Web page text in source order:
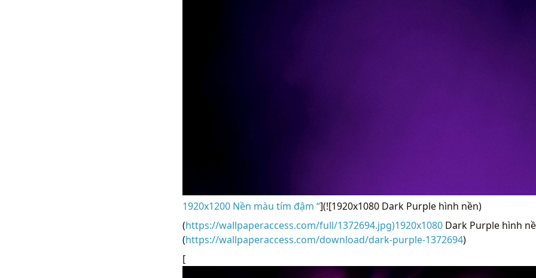
1920x1200 Nền màu tím đậm “](![1920x1080 Dark Purple hình nền)
(https://wallpaperaccess.com/full/1372694.jpg)1920x1080Dark Purple hình
(https://wallpaperaccess.com/download/dark-purple-1372694)
[